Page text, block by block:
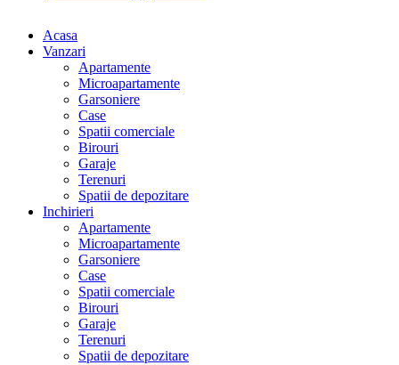
Acasa
Vanzari
Apartamente
Microapartamente
Garsoniere
Case
Spatii comerciale
Birouri
Garaje
Terenuri
Spatii de depozitare
Inchirieri
Apartamente
Microapartamente
Garsoniere
Case
Spatii comerciale
Birouri
Garaje
Terenuri
Spatii de depozitare